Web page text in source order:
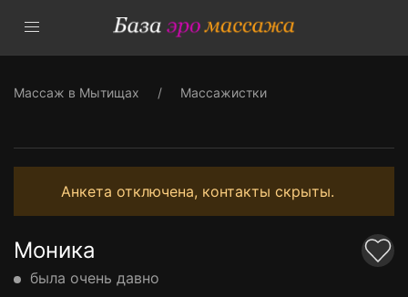
Массаж в Мытищах Массажистки
Анкета отключена, контакты скрыты.
Моника
была очень давно